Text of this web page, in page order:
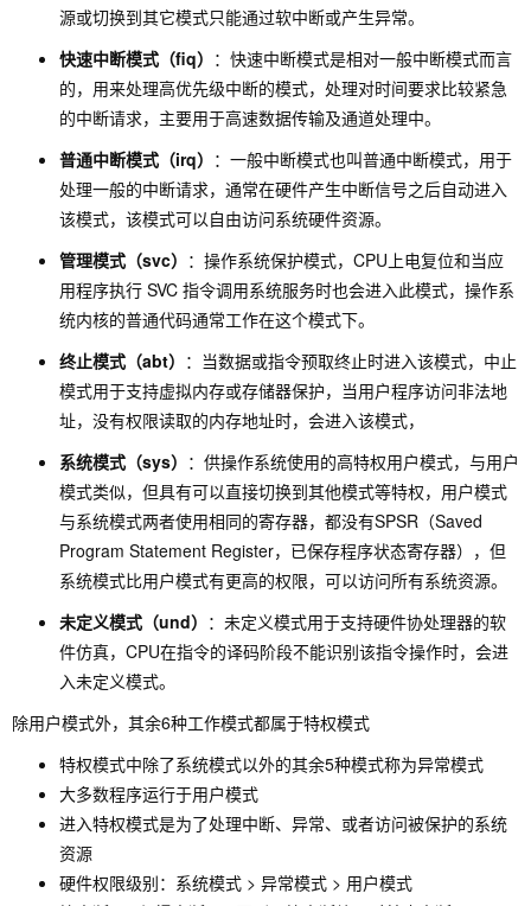
源或切换到其它模式只能通过软中断或产生异常。
快速中断模式（fiq） ：快速中断模式是相对一般中断模式而言
的，用来处理高优先级中断的模式，处理对时间要求比较紧急
的中断请求，主要用于高速数据传输及通道处理中。
普通中断模式（irq） ：一般中断模式也叫普通中断模式，用于
处理一般的中断请求，通常在硬件产生中断信号之后自动进入
该模式，该模式可以自由访问系统硬件资源。
管理模式（svc） ：操作系统保护模式，CPU上电复位和当应
用程序执行 SVC 指令调用系统服务时也会进入此模式，操作系
统内核的普通代码通常工作在这个模式下。
终止模式（abt） ：当数据或指令预取终止时进入该模式，中止
模式用于支持虚拟内存或存储器保护，当用户程序访问非法地
址，没有权限读取的内存地址时，会进入该模式，
系统模式（sys） ：供操作系统使用的高特权用户模式，与用户
模式类似，但具有可以直接切换到其他模式等特权，用户模式
与系统模式两者使用相同的寄存器，都没有SPSR（Saved
Program Statement Register，已保存程序状态寄存器），但
系统模式比用户模式有更高的权限，可以访问所有系统资源。
未定义模式（und） ：未定义模式用于支持硬件协处理器的软
件仿真，CPU在指令的译码阶段不能识别该指令操作时，会进
入未定义模式。
除用户模式外，其余6种工作模式都属于特权模式
特权模式中除了系统模式以外的其余5种模式称为异常模式
大多数程序运行于用户模式
进入特权模式是为了处理中断、异常、或者访问被保护的系统
资源
硬件权限级别：系统模式 > 异常模式 > 用户模式